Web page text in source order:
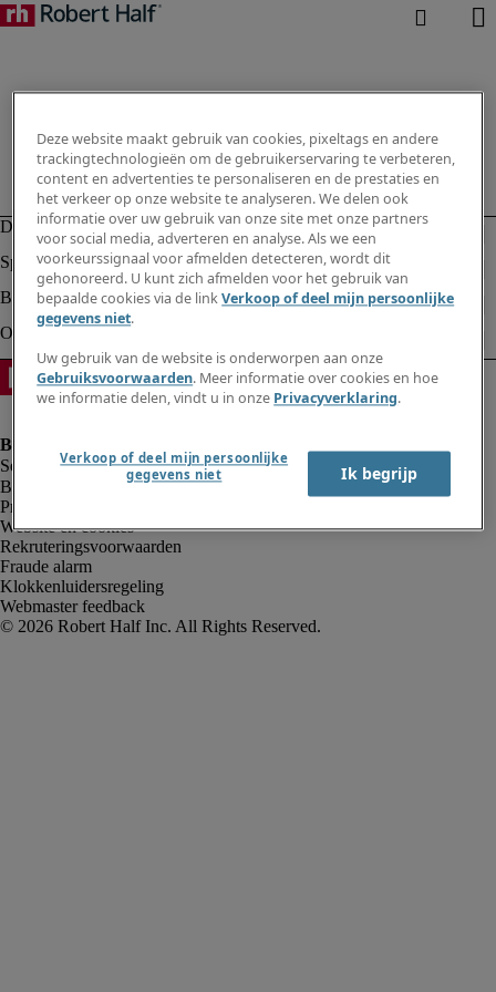
Bedrijfsinformatie
Privacyverklaring
Website en cookies
Rekruteringsvoorwaarden
Fraude alarm
Klokkenluidersregeling
Webmaster feedback
Deze website maakt gebruik van cookies, pixeltags en andere
trackingtechnologieën om de gebruikerservaring te verbeteren,
content en advertenties te personaliseren en de prestaties en
het verkeer op onze website te analyseren. We delen ook
informatie over uw gebruik van onze site met onze partners
voor social media, adverteren en analyse. Als we een
voorkeurssignaal voor afmelden detecteren, wordt dit
gehonoreerd. U kunt zich afmelden voor het gebruik van
bepaalde cookies via de linkVerkoop of deel mijn persoonlijke
gegevens niet.
Uw gebruik van de website is onderworpen aan onze
Gebruiksvoorwaarden. Meer informatie over cookies en hoe
we informatie delen, vindt u in onze Privacyverklaring.
Verkoop of deel mijn persoonlijke
gegevens niet
Ik begrijp